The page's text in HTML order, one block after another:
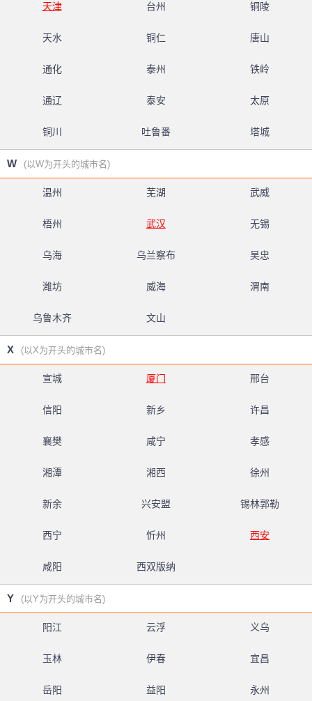
天津 台州 铜陵
天水 铜仁 唐山
通化 泰州 铁岭
通辽 泰安 太原
铜川 吐鲁番 塔城
W (以W为开头的城市名)
温州 芜湖 武威
梧州 武汉 无锡
乌海 乌兰察布 吴忠
潍坊 威海 渭南
乌鲁木齐 文山
X (以X为开头的城市名)
宣城 厦门 邢台
信阳 新乡 许昌
襄樊 咸宁 孝感
湘潭 湘西 徐州
新余 兴安盟 锡林郭勒
西宁 忻州 西安
咸阳 西双版纳
Y (以Y为开头的城市名)
阳江 云浮 义乌
玉林 伊春 宜昌
岳阳 益阳 永州